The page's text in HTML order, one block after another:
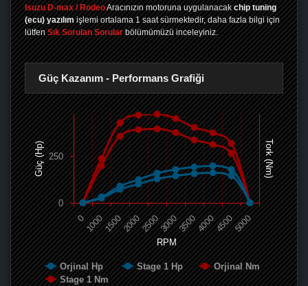
Isuzu D-max / RodeoAracınızın motoruna uygulanacak chip tuning
(ecu) yazılım işlemi ortalama 1 saat sürmektedir, daha fazla bilgi için
lütfen Sık Sorulan Sorular bölümümüzü inceleyiniz.
Güç Kazanım - Performans Grafiği
RPM
Güç (Hp) Tork (Nm)
Orjinal Hp Stage 1 Hp
Orjinal Nm
Stage 1 Nm
0 100015002000250030003500400045005000
0
250